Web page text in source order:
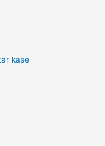
kase